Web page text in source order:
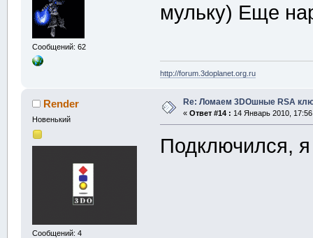
Сообщений: 62
мульку) Еще
http://forum.3doplanet.org.ru
Render
Новенький
Сообщений: 4
Re: Ломаем 3DOшные RSA
« Ответ #14 : 14 Январь 2010,
Подключился,